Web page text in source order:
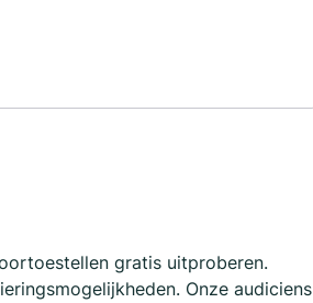
gratis uitproberen.
Onze audiciens